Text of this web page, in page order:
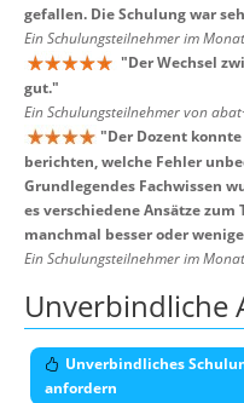
gefallen. Die Schulung war
Ein Schulungsteilnehmer im
"Der Wechsel
gut."
Ein Schulungsteilnehmer von
"Der Dozent
berichten, welche Fehler
Grundlegendes Fachwissen
es verschiedene Ansätze
manchmal besser oder
Ein Schulungsteilnehmer im
Unverbindliche
Unverbindliches
anfordern